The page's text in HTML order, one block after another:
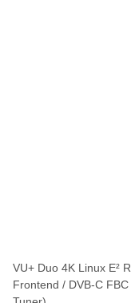
VU+ Duo 4K Linux E²
Frontend / DVB-C